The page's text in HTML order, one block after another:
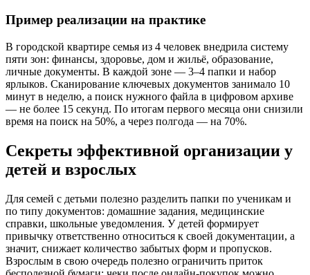
Пример реализации на практике
В городской квартире семья из 4 человек внедрила систему
пяти зон: финансы, здоровье, дом и жильё, образование,
личные документы. В каждой зоне — 3–4 папки и набор
ярлыков. Сканирование ключевых документов занимало 10
минут в неделю, а поиск нужного файла в цифровом архиве
— не более 15 секунд. По итогам первого месяца они снизили
время на поиск на 50%, а через полгода — на 70%.
Секреты эффективной организации у
детей и взрослых
Для семей с детьми полезно разделить папки по ученикам и
по типу документов: домашние задания, медицинские
справки, школьные уведомления. У детей формирует
привычку ответственно относиться к своей документации, а
значит, снижает количество забытых форм и пропусков.
Взрослым в свою очередь полезно ограничить приток